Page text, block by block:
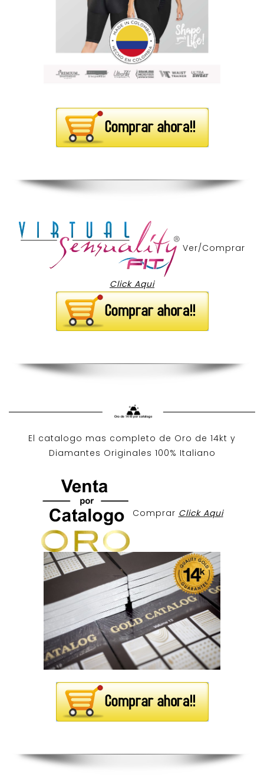
Ver/Comprar
Click Aqui
El catalogo mas completo de Oro de 14kt y
Diamantes Originales 100% Italiano
Comprar Click Aqui